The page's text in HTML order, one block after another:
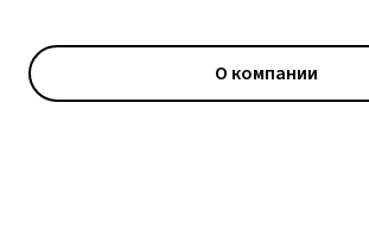
О компании